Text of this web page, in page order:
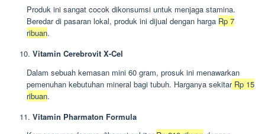
Produk ini sangat cocok dikonsumsi untuk menjaga stamina.
Beredar di pasaran lokal, produk ini dijual dengan harga Rp 7
ribuan.
Vitamin Cerebrovit X-Cel
Dalam sebuah kemasan mini 60 gram, prosuk ini menawarkan
pemenuhan kebutuhan mineral bagi tubuh. Harganya sekitar Rp 15
ribuan.
Vitamin Pharmaton Formula